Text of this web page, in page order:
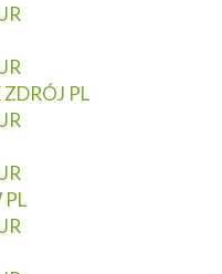
PL
PL